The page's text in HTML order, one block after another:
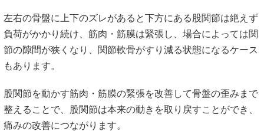
左右の骨盤に上下のズレがあると下方にある股関節は絶えず
負荷がかかり続け、筋肉・筋膜は緊張し、場合によっては関
節の隙間が狭くなり、関節軟骨がすり減る状態になるケース
もあります。
股関節を動かす筋肉・筋膜の緊張を改善して骨盤の歪みまで
整えることで、股関節は本来の動きを取り戻すことができ、
痛みの改善につながります。